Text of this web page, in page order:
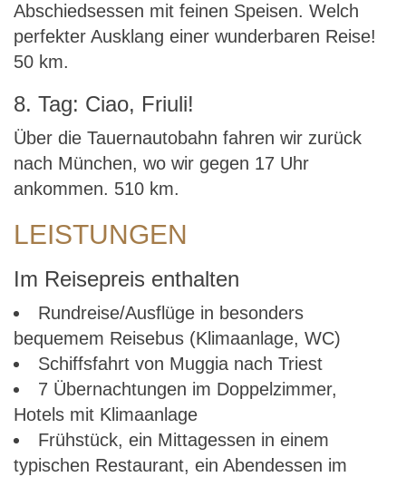
Abschiedsessen mit feinen Speisen. Welch
perfekter Ausklang einer wunderbaren Reise!
50 km.
8. Tag: Ciao, Friuli!
Über die Tauernautobahn fahren wir zurück
nach München, wo wir gegen 17 Uhr
ankommen. 510 km.
LEISTUNGEN
Im Reisepreis enthalten
Rundreise/Ausflüge in besonders
bequemem Reisebus (Klimaanlage, WC)
Schiffsfahrt von Muggia nach Triest
7 Übernachtungen im Doppelzimmer,
Hotels mit Klimaanlage
Frühstück, ein Mittagessen in einem
typischen Restaurant, ein Abendessen im